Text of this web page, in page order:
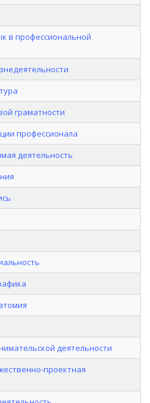
в профессиональной
граматности
профессионала
деятельность
деятельности
проектная